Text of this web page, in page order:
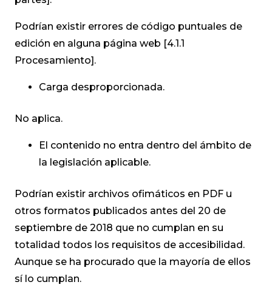
Podrían existir errores de código puntuales de
edición en alguna página web [4.1.1
Procesamiento].
Carga desproporcionada.
No aplica.
El contenido no entra dentro del ámbito de
la legislación aplicable.
Podrían existir archivos ofimáticos en PDF u
otros formatos publicados antes del 20 de
septiembre de 2018 que no cumplan en su
totalidad todos los requisitos de accesibilidad.
Aunque se ha procurado que la mayoría de ellos
sí lo cumplan.